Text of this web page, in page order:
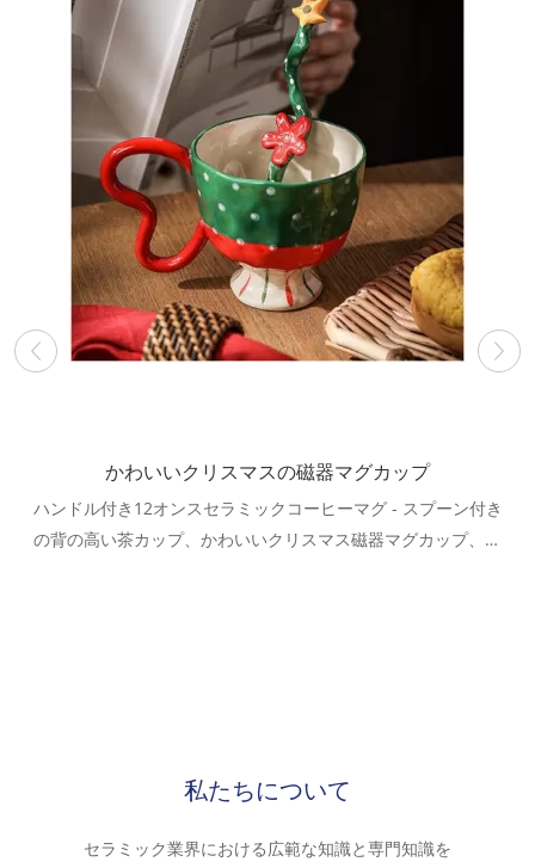
かわいいクリスマスの磁器マグカップ
ハンドル付き12オンスセラミックコーヒーマグ - スプーン付き
の背の高い茶カップ、かわいいクリスマス磁器マグカップ、面
私たちについて
セラミック業界における広範な知識と専門知識を